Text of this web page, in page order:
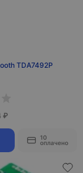
TDA7492P
₽
10
оплачено